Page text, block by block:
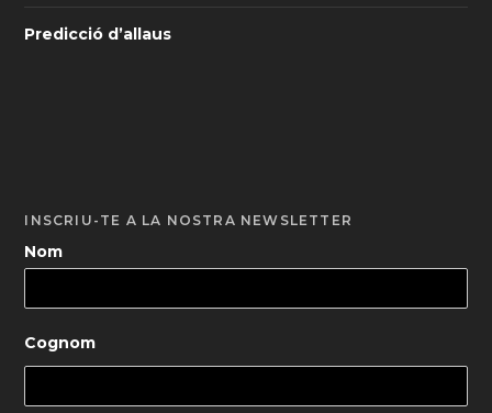
Predicció d’allaus
INSCRIU-TE A LA NOSTRA NEWSLETTER
Nom
Cognom